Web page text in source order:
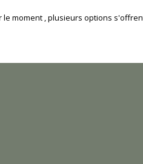
moment , plusieurs options